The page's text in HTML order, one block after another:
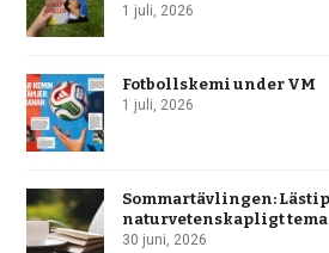
1 juli, 2026
Fotbollskemi under VM
1 juli, 2026
Sommartävlingen:
naturvetenskapligt tema
30 juni, 2026